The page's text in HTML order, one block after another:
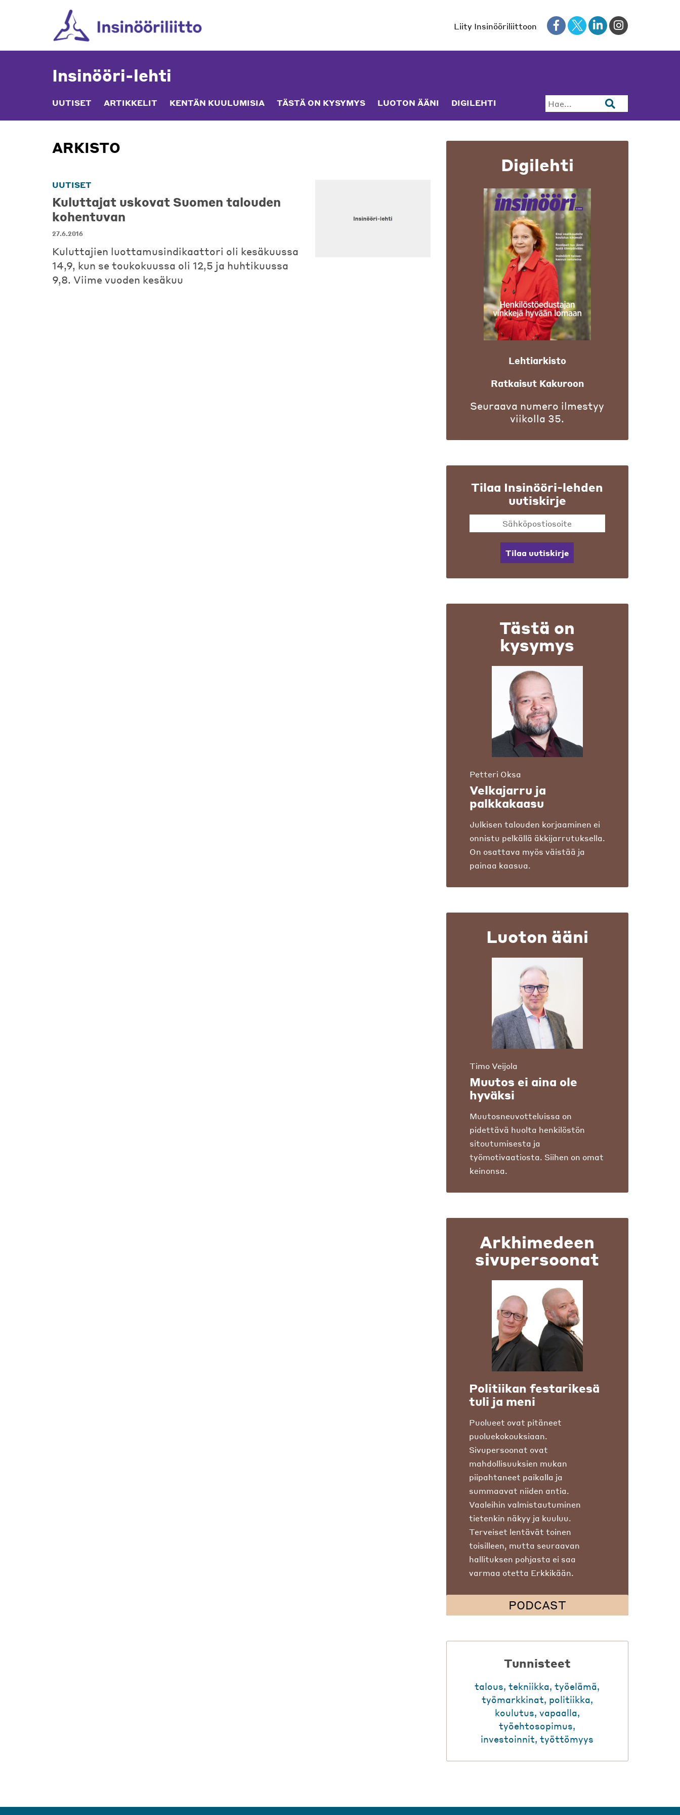
Liity Insinööriliittoon
Insinööri-lehti
UUTISET ARTIKKELIT KENTÄN KUULUMISIA TÄSTÄ ON KYSYMYS LUOTON ÄÄNI DIGILEHTI Hae...
ARKISTO
UUTISET
Kuluttajat uskovat Suomen talouden
kohentuvan
27.6.2016
Kuluttajien luottamusindikaattori oli kesäkuussa
14,9, kun se toukokuussa oli 12,5 ja huhtikuussa
9,8. Viime vuoden kesäkuu
Digilehti
Lehtiarkisto
Ratkaisut Kakuroon
Seuraava numero ilmestyy
viikolla 35.
Tilaa Insinööri-lehden
uutiskirje
Tilaa uutiskirje
Tästä on
kysymys
Petteri Oksa
Velkajarru ja
palkkakaasu
Julkisen talouden korjaaminen ei
onnistu pelkällä äkkijarrutuksella.
On osattava myös väistää ja
painaa kaasua.
Luoton ääni
Timo Veijola
Muutos ei aina ole
hyväksi
Muutosneuvotteluissa on
pidettävä huolta henkilöstön
sitoutumisesta ja
työmotivaatiosta. Siihen on omat
keinonsa.
Arkhimedeen
sivupersoonat
Politiikan festarikesä
tuli ja meni
Puolueet ovat pitäneet
puoluekokouksiaan.
Sivupersoonat ovat
mahdollisuuksien mukan
piipahtaneet paikalla ja
summaavat niiden antia.
Vaaleihin valmistautuminen
tietenkin näkyy ja kuuluu.
Terveiset lentävät toinen
toisilleen, mutta seuraavan
hallituksen pohjasta ei saa
varmaa otetta Erkkikään.
PODCAST
Tunnisteet
talous,tekniikka,työelämä,
työmarkkinat, politiikka,
koulutus, vapaalla,
työehtosopimus,
investoinnit,työttömyys